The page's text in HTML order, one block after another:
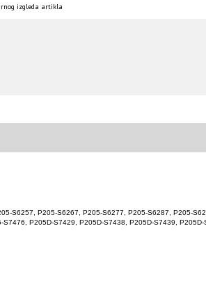
izgleda artikla
S6257, P205-S6267, P205-S6277, P205-S6287, P205-
P205D-S7429, P205D-S7438, P205D-S7439,